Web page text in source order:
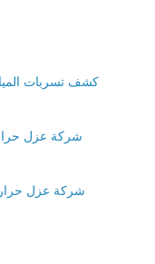
كشف تسربات
شركة عزل
شركة عزل